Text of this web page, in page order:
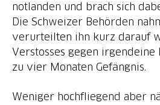
notlanden und brach sich
Die Schweizer Behörden
verurteilten ihn kurz darauf
Verstosses gegen
zu vier Monaten Gefängnis.
Weniger hochfliegend aber